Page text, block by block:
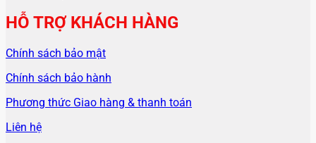
HỖ TRỢ KHÁCH HÀNG
Chính sách bảo mật
Chính sách bảo hành
Phương thức Giao hàng & thanh toán
Liên hệ